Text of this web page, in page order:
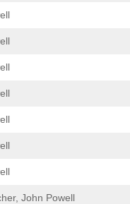
John Powell